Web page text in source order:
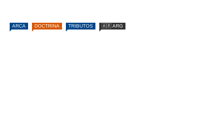
ARCA DOCTRINA TRIBUTOS 🇦🇷 ARG